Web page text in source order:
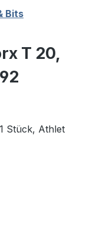
Bits
T 20,